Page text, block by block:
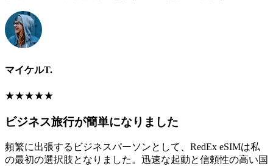
マイケルT.
★★★★★
ビジネス旅行が簡単になりました
頻繁に出張するビジネスパーソンとして、RedEx eSIMは私
の最初の選択肢となりました。迅速な起動と信頼性の高い国